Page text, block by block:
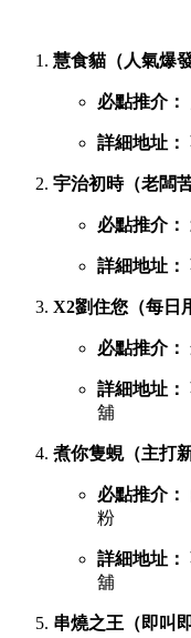
慧食貓（人氣爆
必點推介：
詳細地址：
宇治初時（老闆
必點推介：
詳細地址：
X2劉住您（每日
必點推介：
詳細地址：
舖
煮你隻蜆（主打
必點推介：
粉
詳細地址：
舖
串燒之王（即叫